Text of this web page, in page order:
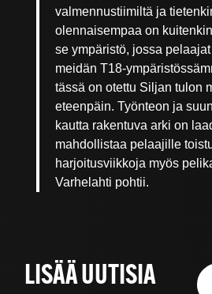
valmennustiimiltä ja
olennaisempaa on
se ympäristö, jossa
meidän T18-
tässä on otettu Siljan tulon
eteenpäin. Työnteon ja
kautta rakentuva arki on
mahdollistaa pelaajille
harjoitusviikkoja myös
Varhelahti pohtii.
LISÄÄ UUTISIA